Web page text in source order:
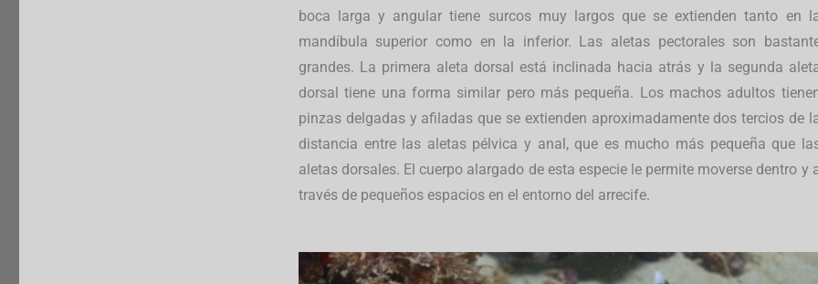
boca larga y angular tiene surcos muy largos que se extienden tanto en
mandíbula superior como en la inferior. Las aletas pectorales son
grandes. La primera aleta dorsal está inclinada hacia atrás y la segunda
dorsal tiene una forma similar pero más pequeña. Los machos adultos
pinzas delgadas y afiladas que se extienden aproximadamente dos tercios de
distancia entre las aletas pélvica y anal, que es mucho más pequeña que
aletas dorsales. El cuerpo alargado de esta especie le permite moverse dentro y
través de pequeños espacios en el entorno del arrecife.